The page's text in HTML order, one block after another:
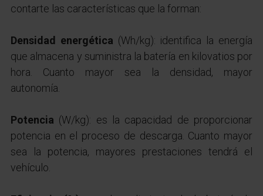
contarte las características que la forman:
Densidad energética (Wh/kg): identifica la energía
que almacena y suministra la batería en kilovatios por
hora. Cuanto mayor sea la densidad, mayor
autonomía.
Potencia (W/kg): es la capacidad de proporcionar
potencia en el proceso de descarga. Cuanto mayor
sea la potencia, mayores prestaciones tendrá el
vehículo.